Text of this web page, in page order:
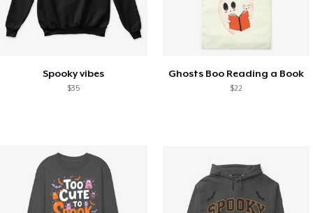
Spooky vibes
$35
Ghosts Boo Reading a Book
$22